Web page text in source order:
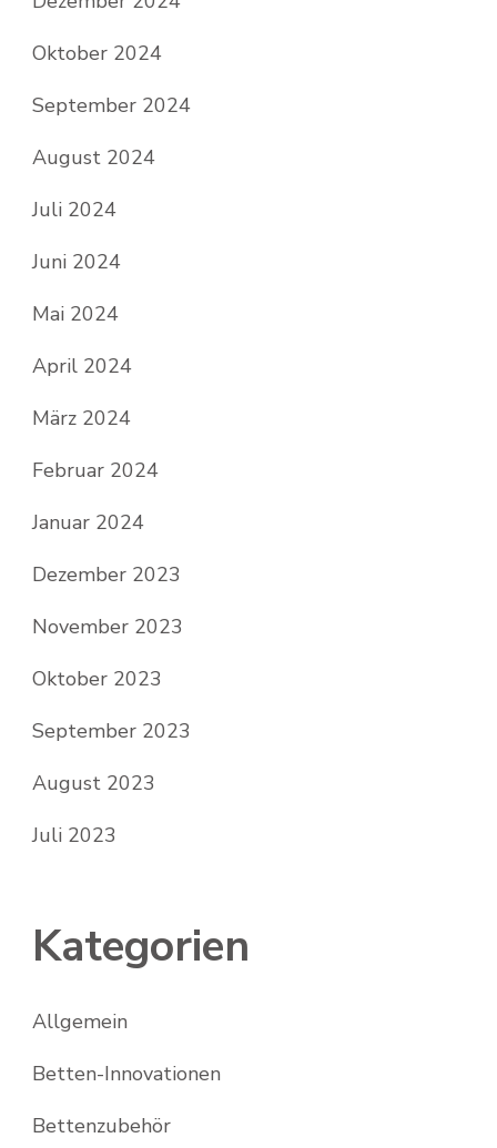
Oktober 2024
September 2024
August 2024
Juli 2024
Juni 2024
Mai 2024
April 2024
März 2024
Februar 2024
Januar 2024
Dezember 2023
November 2023
Oktober 2023
September 2023
August 2023
Juli 2023
Kategorien
Allgemein
Betten-Innovationen
Bettenzubehör